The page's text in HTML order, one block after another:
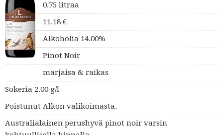
0.75 litraa
11.18 €
Alkoholia 14.00%
Pinot Noir
marjaisa & raikas
Sokeria 2.00 g/l
Poistunut Alkon valikoimasta.
Australialainen perushyvä pinot noir varsin